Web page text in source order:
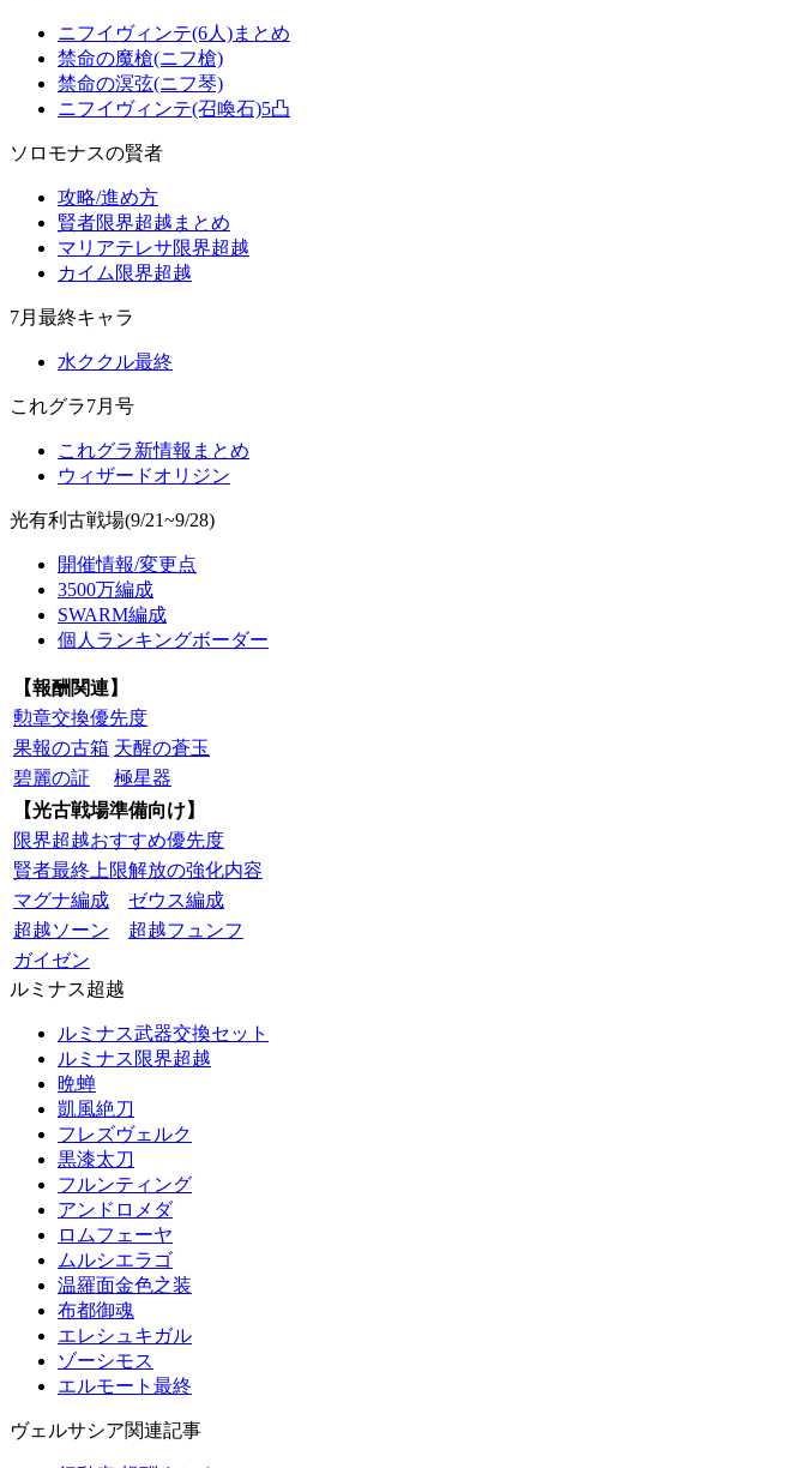
ニフイヴィンテ(6人)まとめ
禁命の魔槍(ニフ槍)
禁命の溟弦(ニフ琴)
ニフイヴィンテ(召喚石)5凸
ソロモナスの賢者
攻略/進め方
賢者限界超越まとめ
マリアテレサ限界超越
カイム限界超越
7月最終キャラ
水ククル最終
これグラ7月号
これグラ新情報まとめ
ウィザードオリジン
光有利古戦場(9/21~9/28)
開催情報/変更点
3500万編成
SWARM編成
個人ランキングボーダー
【報酬関連】
勲章交換優先度
果報の古箱 天醒の蒼玉
碧麗の証
極星器
【光古戦場準備向け】
限界超越おすすめ優先度
賢者最終上限解放の強化内容
マグナ編成
ゼウス編成
超越ソーン
超越フュンフ
ガイゼン
ルミナス超越
ルミナス武器交換セット
ルミナス限界超越
晩蝉
凱風絶刀
フレズヴェルク
黒漆太刀
フルンティング
アンドロメダ
ロムフェーヤ
ムルシエラゴ
温羅面金色之装
布都御魂
エレシュキガル
ゾーシモス
エルモート最終
ヴェルサシア関連記事